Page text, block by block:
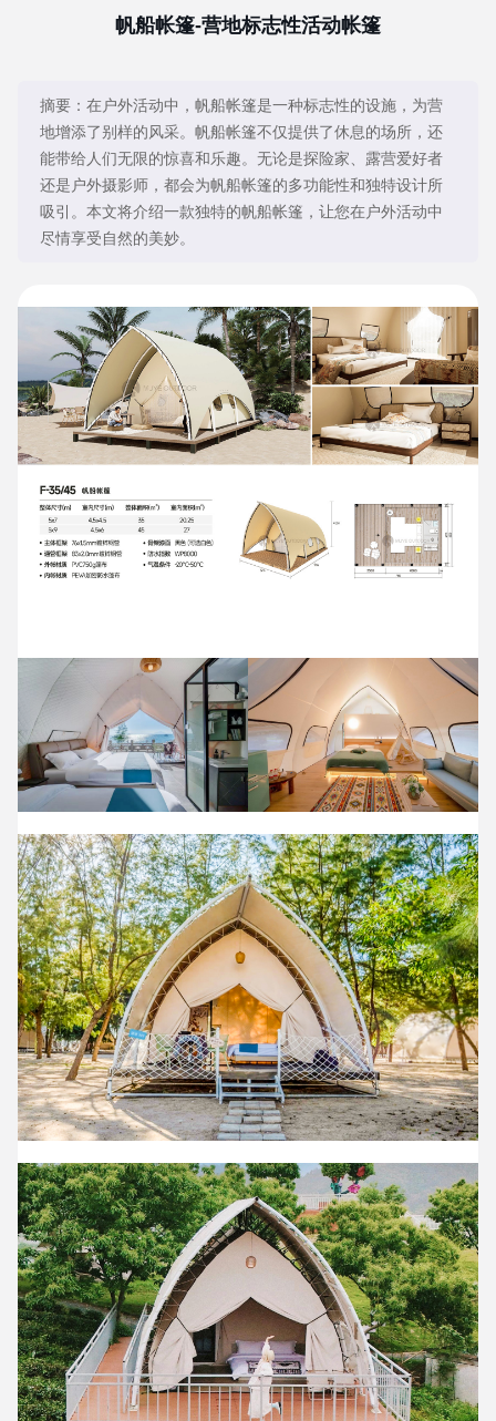
帆船帐篷-营地标志性活动帐篷
摘要： 在户外活动中，帆船帐篷是一种标志性的设施，为营
地增添了别样的风采。帆船帐篷不仅提供了休息的场所，还
能带给人们无限的惊喜和乐趣。无论是探险家、露营爱好者
还是户外摄影师，都会为帆船帐篷的多功能性和独特设计所
吸引。本文将介绍一款独特的帆船帐篷，让您在户外活动中
尽情享受自然的美妙。